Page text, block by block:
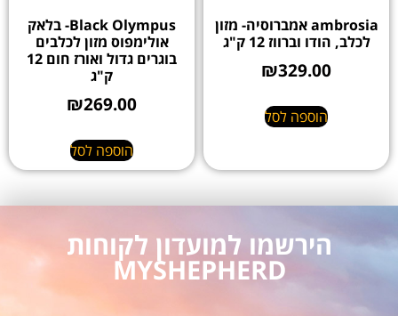
ambrosia אמברוסיה- מזון
לכלב, הודו וברווז 12 ק"ג
₪329.00
הוספה לסל
Black Olympus- בלאק
אולימפוס מזון לכלבים
בוגרים גדול ואורז חום 12
ק"ג
₪269.00
הוספה לסל
הירשמו למועדון לקוחות
MYSHEPHERD